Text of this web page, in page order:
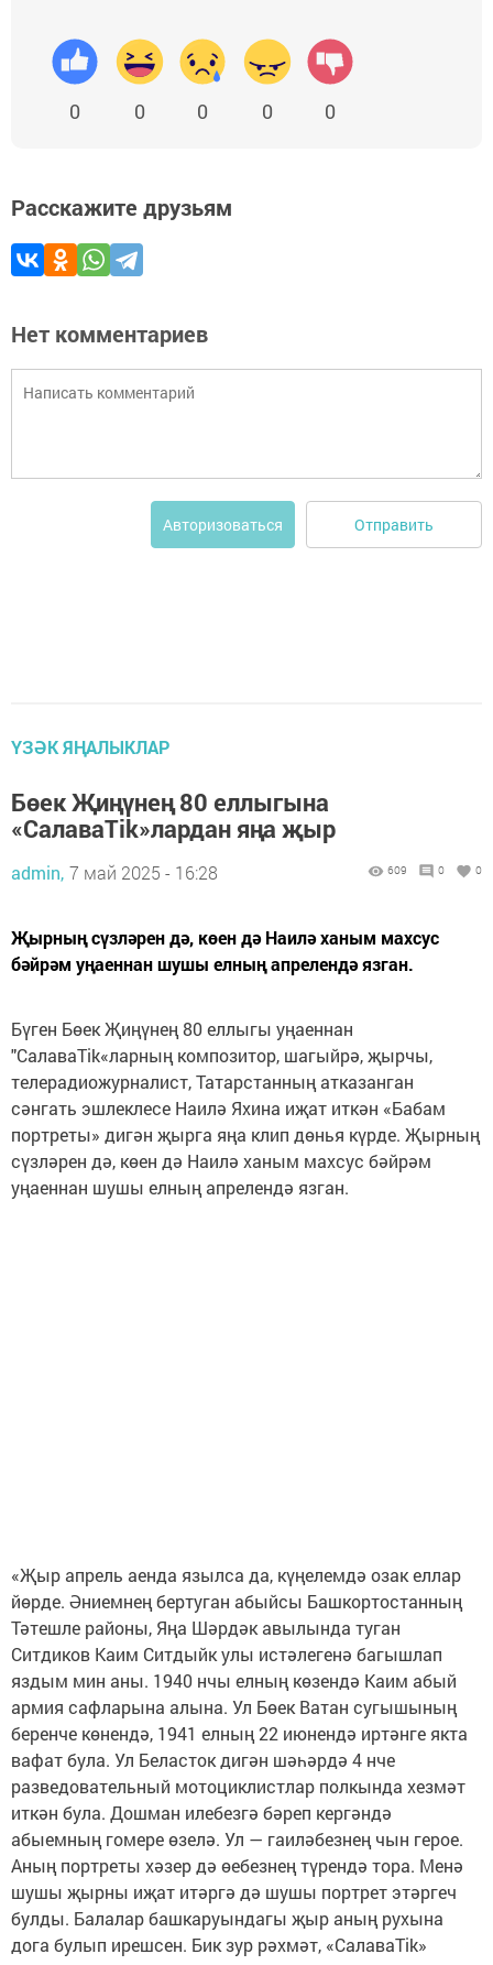
0 0 0 0 0
Расскажите друзьям
Нет комментариев
Авторизоваться Отправить
ҮЗӘК ЯҢАЛЫКЛАР
Бөек Җиңүнең 80 еллыгына
«СалаваTik»лардан яңа җыр
admin, 7 май 2025 - 16:28 609 0 0
Җырның сүзләрен дә, көен дә Наилә ханым махсус
бәйрәм уңаеннан шушы елның апрелендә язган.
Бүген Бөек Җиңүнең 80 еллыгы уңаеннан
"СалаваTik«ларның композитор, шагыйрә, җырчы,
телерадиожурналист, Татарстанның атказанган
сәнгать эшлеклесе Наилә Яхина иҗат иткән «Бабам
портреты» дигән җырга яңа клип дөнья күрде. Җырның
сүзләрен дә, көен дә Наилә ханым махсус бәйрәм
уңаеннан шушы елның апрелендә язган.
«Җыр апрель аенда язылса да, күңелемдә озак еллар
йөрде. Әниемнең бертуган абыйсы Башкортостанның
Тәтешле районы, Яңа Шәрдәк авылында туган
Ситдиков Каим Ситдыйк улы истәлегенә багышлап
яздым мин аны. 1940 нчы елның көзендә Каим абый
армия сафларына алына. Ул Бөек Ватан сугышының
беренче көнендә, 1941 елның 22 июнендә иртәнге якта
вафат була. Ул Беласток дигән шәһәрдә 4 нче
разведовательный мотоциклистлар полкында хезмәт
иткән була. Дошман илебезгә бәреп кергәндә
абыемның гомере өзелә. Ул — гаиләбезнең чын герое.
Аның портреты хәзер дә өебезнең түрендә тора. Менә
шушы җырны иҗат итәргә дә шушы портрет этәргеч
булды. Балалар башкаруындагы җыр аның рухына
дога булып ирешсен. Бик зур рәхмәт, «СалаваTik»